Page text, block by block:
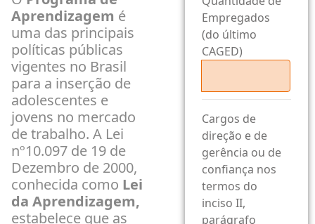
Aprendizagem é
uma das principais
políticas públicas
vigentes no Brasil
para a inserção de
adolescentes e
jovens no mercado
de trabalho. A Lei
nº10.097 de 19 de
Dezembro de 2000,
conhecida como Lei
da Aprendizagem,
estabelece que as
Empregados
(do último
CAGED)
Cargos de
direção e de
gerência ou de
confiança nos
termos do
inciso II,
parágrafo